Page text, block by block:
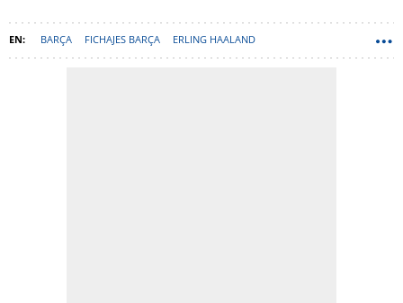
BARÇA FICHAJES BARÇA ERLING HAALAND